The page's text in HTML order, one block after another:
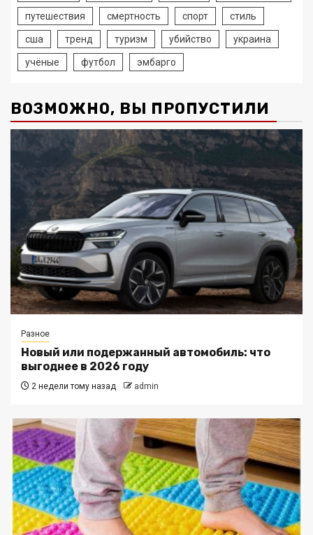
путешествия смертность спорт стиль
сша тренд туризм убийство украина
учёные футбол эмбарго
ВОЗМОЖНО, ВЫ ПРОПУСТИЛИ
Разное
Новый или подержанный автомобиль: что
выгоднее в 2026 году
2 недели тому назад admin